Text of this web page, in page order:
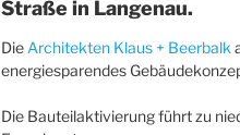
Straße in Langenau.
Die Architekten Klaus + Beerbalk
energiesparendes
Die Bauteilaktivierung führt zu